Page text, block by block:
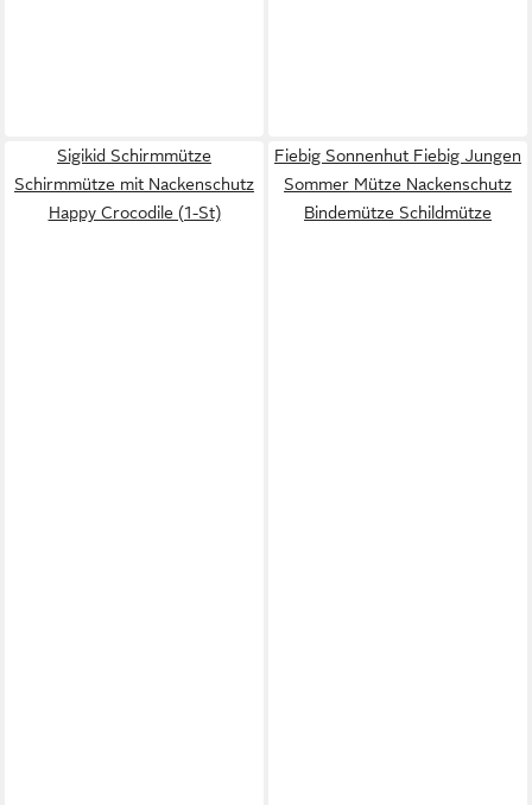
Sigikid Schirmmütze
Schirmmütze mit Nackenschutz
Happy Crocodile (1-St)
Fiebig Sonnenhut Fiebig Jungen
Sommer Mütze Nackenschutz
Bindemütze Schildmütze